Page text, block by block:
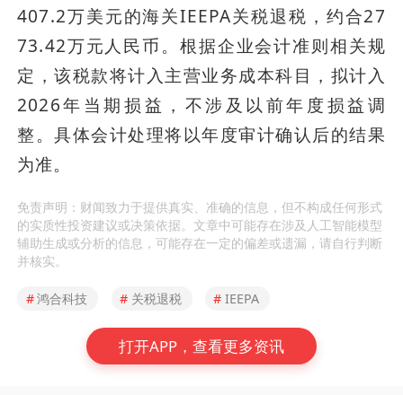
407.2万美元的海关IEEPA关税退税，约合27
73.42万元人民币。根据企业会计准则相关规
定，该税款将计入主营业务成本科目，拟计入
2026年当期损益，不涉及以前年度损益调
整。具体会计处理将以年度审计确认后的结果
为准。
免责声明：财闻致力于提供真实、准确的信息，但不构成任何形式
的实质性投资建议或决策依据。文章中可能存在涉及人工智能模型
辅助生成或分析的信息，可能存在一定的偏差或遗漏，请自行判断
并核实。
#鸿合科技 # 关税退税 # IEEPA
打开APP，查看更多资讯